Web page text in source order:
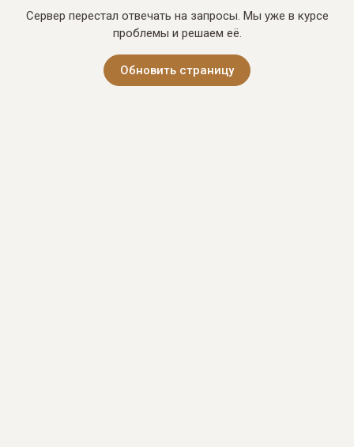
Сервер перестал отвечать на запросы. Мы уже в курсе
проблемы и решаем её.
Обновить страницу